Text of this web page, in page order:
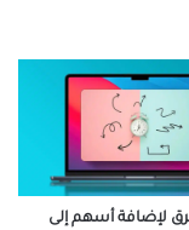
3 طرق لإضافة أسهم إلى